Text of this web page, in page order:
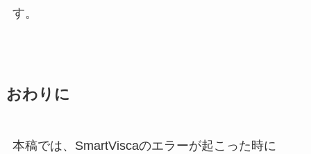
す。
おわりに
本稿では、SmartViscaのエラーが起こった時に